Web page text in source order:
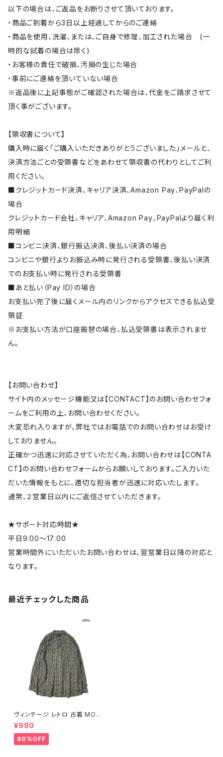
以下の場合は、ご返品をお断りさせて頂いております。
・商品ご到着から3日以上経過してからのご連絡
・商品を使用、洗濯、または、ご自身で修理、加工された場合 (一
時的な試着の場合は除く)
・お客様の責任で破損、汚損の生じた場合
・事前にご連絡を頂いていない場合
※返品後に上記事態がご確認された場合は、代金をご請求させて
頂く事がございます。
【領収書について】
購入時に届く「ご購入いただきありがとうございました」メールと、
決済方法ごとの受領書などをあわせて領収書の代わりとしてご利
用ください。
■クレジットカード決済、キャリア決済、Amazon Pay、PayPalの
場合
クレジットカード会社、キャリア、Amazon Pay、PayPalより届く利
用明細
■コンビニ決済、銀行振込決済、後払い決済の場合
コンビニや銀行よりお振込み時に発行される受領書、後払い決済
でのお支払い時に発行される受領書
■あと払い（Pay ID）の場合
お支払い完了後に届くメール内のリンクからアクセスできる払込受
領証
※お支払い方法が口座振替の場合、払込受領書は表示されませ
ん。
【お問い合わせ】
サイト内のメッセージ機能又は【CONTACT】のお問い合わせフォ
ームをご利用の上、お問い合わせください。
大変恐れ入りますが、弊社ではお電話でのお問い合わせはお受け
しておりません。
正確かつ迅速に対応させていただく為、お問い合わせは【CONTA
CT】のお問い合わせフォームからお願いしております。ご入力いた
だいた情報をもとに、適切な担当者が迅速に対応いたします。
通常、２営業日以内にご返信させていただきます。
★サポート対応時間★
平日9:00～17:00
営業時間外にいただいたお問い合わせは、翌営業日以降の対応と
なります。
最近チェックした商品
ヴィンテージ レトロ 古着 MON
TAGE 前開き 総柄 シルク10
0％ 長袖 シャツ 緑 紺 ( ttu220
9082 )
¥980
80%OFF